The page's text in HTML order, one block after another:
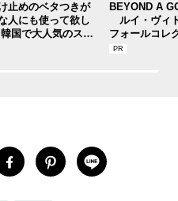
止めのベタつきが
人にも使って欲し
国で大人気のスト
BEYOND A
ルイ・ヴィ
フォールコレ
描くプレッピ